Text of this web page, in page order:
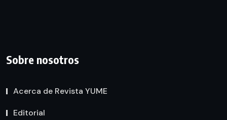
Sobre nosotros
Acerca de Revista YUME
Editorial